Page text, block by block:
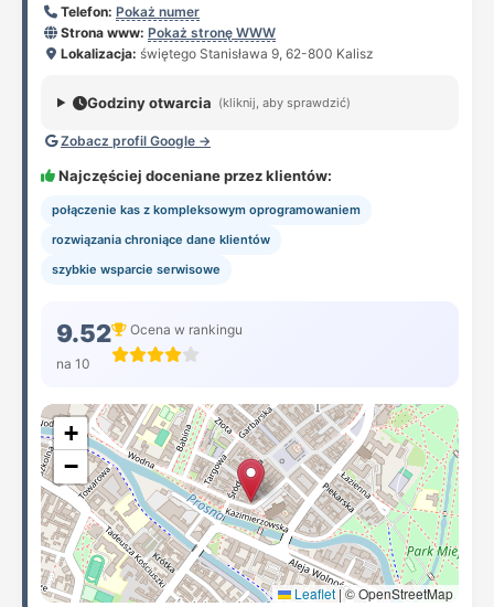
Telefon: Pokaż numer
Strona www: Pokaż stronę WWW
Lokalizacja: świętego Stanisława 9, 62-800 Kalisz
Godziny otwarcia (kliknij, aby sprawdzić)
Zobacz profil Google →
Najczęściej doceniane przez klientów:
połączenie kas z kompleksowym oprogramowaniem
rozwiązania chroniące dane klientów
szybkie wsparcie serwisowe
9.52
na 10
Ocena w rankingu
+
−
Leaflet|© OpenStreetMap